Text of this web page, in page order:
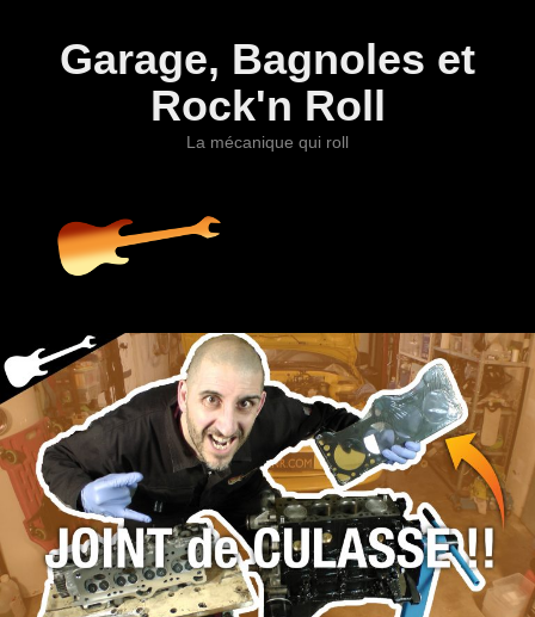
Garage, Bagnoles et
Rock'n Roll
La mécanique qui roll